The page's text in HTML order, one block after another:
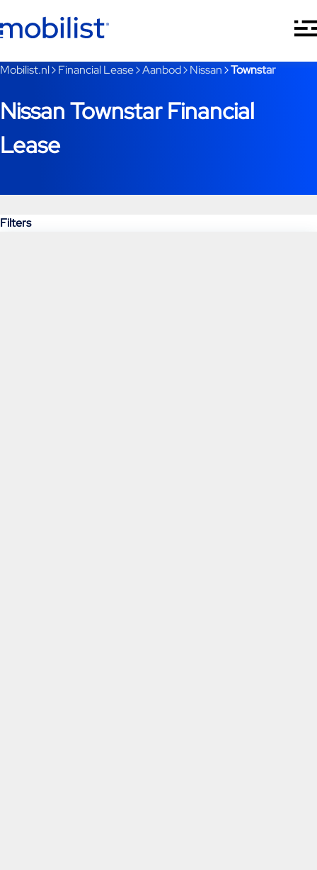
Je bent nu voorbij het hoofdmenu
Mobilist.nl Financial Lease Aanbod Nissan Townstar
Nissan Townstar Financial
Lease
Filters